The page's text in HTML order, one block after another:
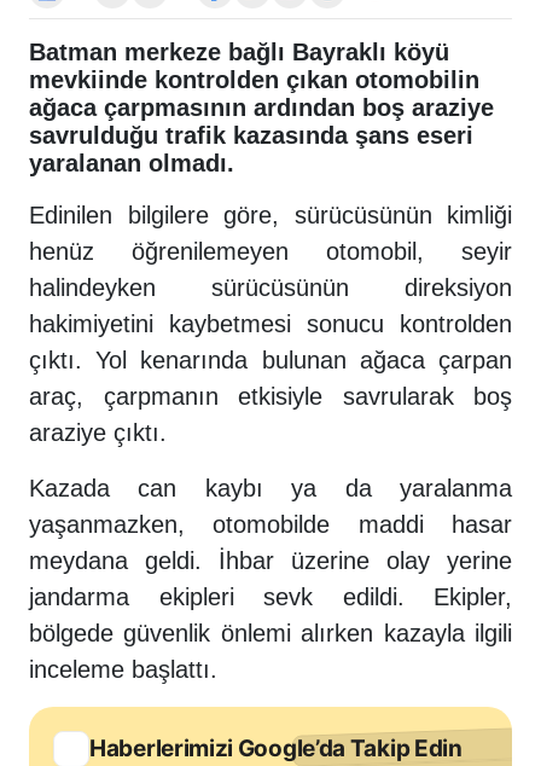
Batman merkeze bağlı Bayraklı köyü
mevkiinde kontrolden çıkan otomobilin
ağaca çarpmasının ardından boş araziye
savrulduğu trafik kazasında şans eseri
yaralanan olmadı.
Edinilen bilgilere göre, sürücüsünün kimliği
henüz öğrenilemeyen otomobil, seyir
halindeyken sürücüsünün direksiyon
hakimiyetini kaybetmesi sonucu kontrolden
çıktı. Yol kenarında bulunan ağaca çarpan
araç, çarpmanın etkisiyle savrularak boş
araziye çıktı.
Kazada can kaybı ya da yaralanma
yaşanmazken, otomobilde maddi hasar
meydana geldi. İhbar üzerine olay yerine
jandarma ekipleri sevk edildi. Ekipler,
bölgede güvenlik önlemi alırken kazayla ilgili
inceleme başlattı.
Haberlerimizi Google’da Takip Edin